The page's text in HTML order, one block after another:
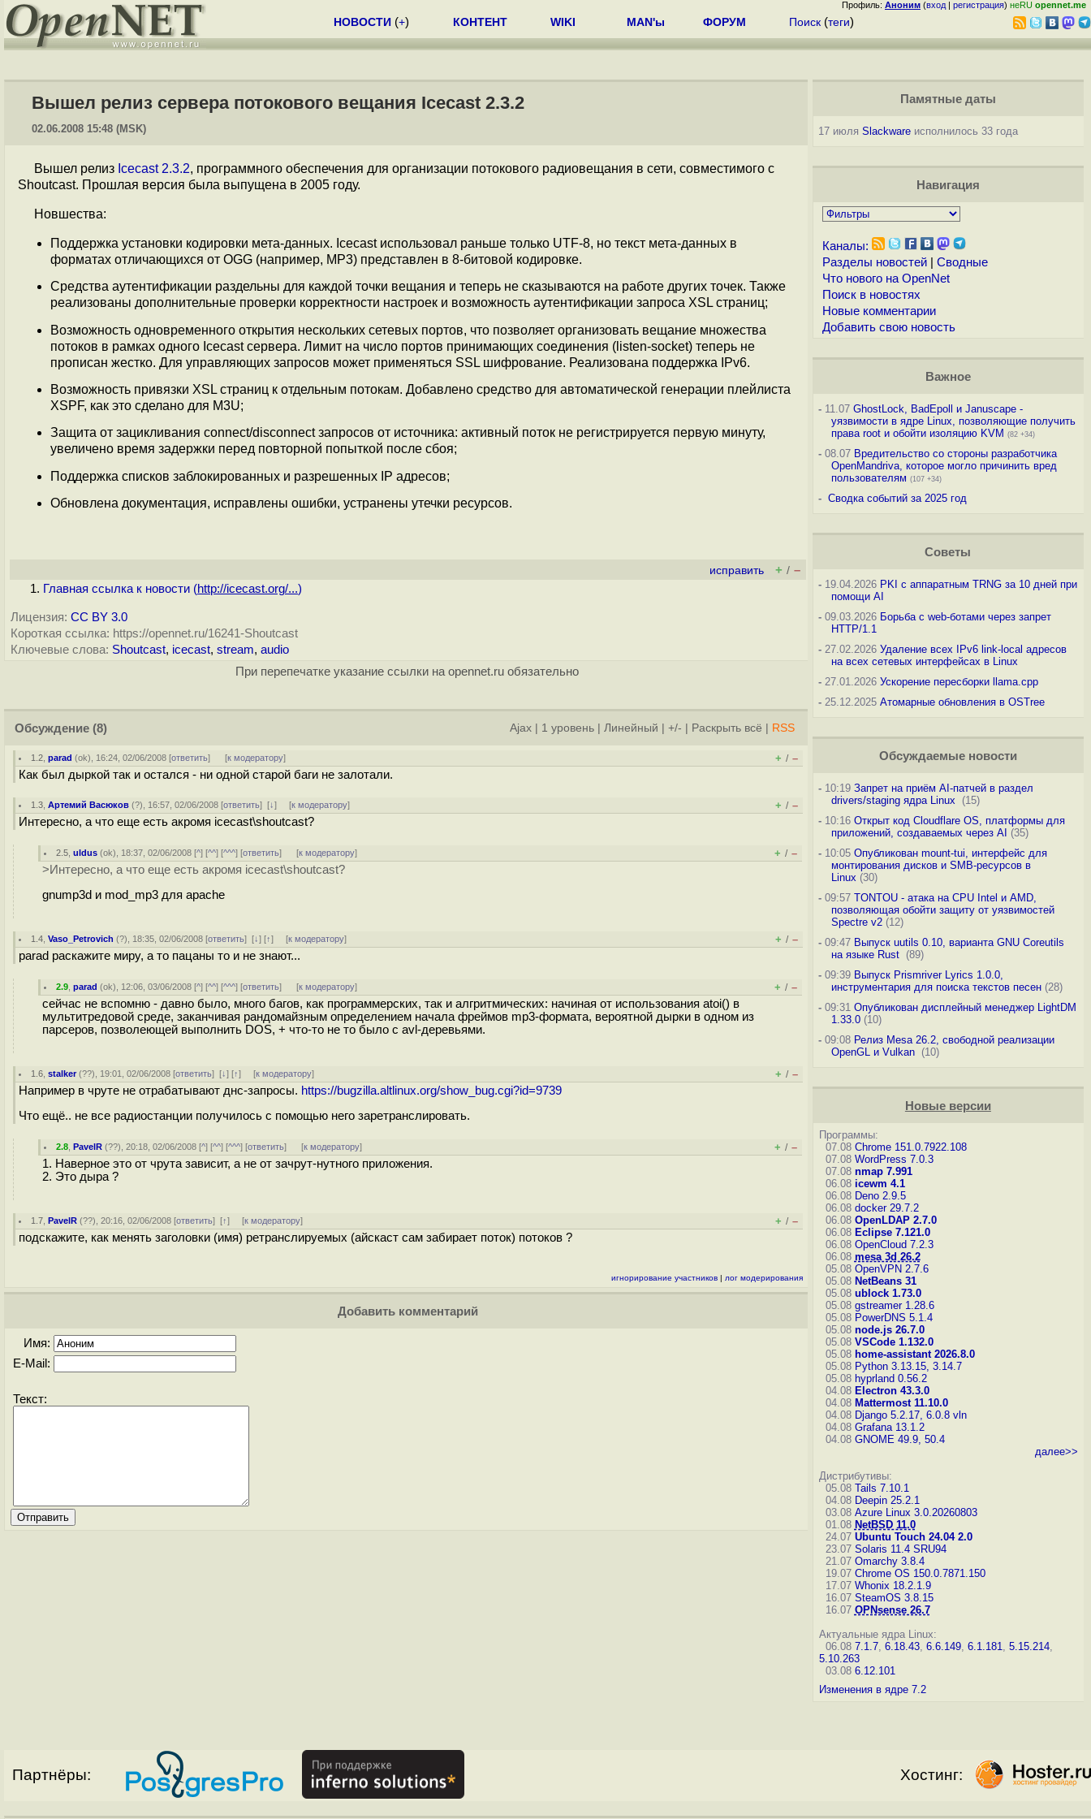
Профиль: Аноним (вход | регистрация) неRU opennet.me
НОВОСТИ (+) КОНТЕНТ WIKI MAN'ы ФОРУМ Поиск (теги)
Вышел релиз сервера потокового вещания Icecast 2.3.2
02.06.2008 15:48 (MSK)
Вышел релиз Icecast 2.3.2, программного обеспечения для организации потокового радиовещания в сети, совместимого с
Shoutcast. Прошлая версия была выпущена в 2005 году.
Новшества:
Поддержка установки кодировки мета-данных. Icecast использовал раньше только UTF-8, но текст мета-данных в
форматах отличающихся от OGG (например, MP3) представлен в 8-битовой кодировке.
Средства аутентификации раздельны для каждой точки вещания и теперь не сказываются на работе других точек. Также
реализованы дополнительные проверки корректности настроек и возможность аутентификации запроса XSL страниц;
Возможность одновременного открытия нескольких сетевых портов, что позволяет организовать вещание множества
потоков в рамках одного Icecast сервера. Лимит на число портов принимающих соединения (listen-socket) теперь не
прописан жестко. Для управляющих запросов может применяться SSL шифрование. Реализована поддержка IPv6.
Возможность привязки XSL страниц к отдельным потокам. Добавлено средство для автоматической генерации плейлиста
XSPF, как это сделано для M3U;
Защита от зацикливания connect/disconnect запросов от источника: активный поток не регистрируется первую минуту,
увеличено время задержки перед повторной попыткой после сбоя;
Поддержка списков заблокированных и разрешенных IP адресов;
Обновлена документация, исправлены ошибки, устранены утечки ресурсов.
исправить + / –
Главная ссылка к новости (http://icecast.org/...)
Лицензия: CC BY 3.0
Короткая ссылка: https://opennet.ru/16241-Shoutcast
Ключевые слова: Shoutcast, icecast, stream, audio
При перепечатке указание ссылки на opennet.ru обязательно
Обсуждение (8) Ajax 1 уровень Линейный +/- Раскрыть всё RSS
1.2 ,parad (ok), 16:24, 02/06/2008 [ответить] [к модератору] + / –
Как был дыркой так и остался - ни одной старой баги не залотали.
1.3 ,Артемий Васюков (?), 16:57, 02/06/2008 [ответить][↓] [к модератору] + / –
Интересно, а что еще есть акромя icecast\shoutcast?
2.5 ,uldus (ok), 18:37, 02/06/2008 [^] [^^] [^^^] [ответить] [к модератору] + / –
>Интересно, а что еще есть акромя icecast\shoutcast?
gnump3d и mod_mp3 для apache
1.4 ,Vaso_Petrovich (?), 18:35, 02/06/2008 [ответить][↓] [↑] [к модератору] + / –
parad раскажите миру, а то пацаны то и не знают...
2.9 ,parad (ok), 12:06, 03/06/2008 [^] [^^] [^^^] [ответить] [к модератору] + / –
сейчас не вспомню - давно было, много багов, как программерских, так и алгритмических: начиная от использования atoi() в
мультитредовой среде, заканчивая рандомайзным определением начала фреймов mp3-формата, вероятной дырки в одном из
парсеров, позволеющей выполнить DOS, + что-то не то было с avl-деревьями.
1.6 ,stalker(??), 19:01, 02/06/2008 [ответить][↓] [↑] [к модератору] + / –
Например в чруте не отрабатывают днс-запросы. https://bugzilla.altlinux.org/show_bug.cgi?id=9739
Что ещё.. не все радиостанции получилось с помощью него заретранслировать.
2.8 ,PavelR (??), 20:18, 02/06/2008 [^] [^^] [^^^] [ответить] [к модератору] + / –
1. Наверное это от чрута зависит, а не от зачрут-нутного приложения.
2. Это дыра ?
1.7 ,PavelR (??), 20:16, 02/06/2008 [ответить][↑] [к модератору] + / –
подскажите, как менять заголовки (имя) ретранслируемых (айскаст сам забирает поток) потоков ?
игнорирование участников | лог модерирования
Добавить комментарий
Имя:
E-Mail:
Текст:
Памятные даты
17 июля Slackwareисполнилось 33 года
Навигация
Каналы:
Разделы новостей| Сводные
Что нового на OpenNet
Поиск в новостях
Новые комментарии
Добавить свою новость
Важное
-11.07 GhostLock, BadEpoll и Januscape -
уязвимости в ядре Linux, позволяющие получить
права root и обойти изоляцию KVM (82 +34)
-08.07 Вредительство со стороны разработчика
OpenMandriva, которое могло причинить вред
пользователям (107 +34)
- Сводка событий за 2025 год
Советы
-19.04.2026 PKI с аппаратным TRNG за 10 дней при
помощи AI
-09.03.2026 Борьба с web-ботами через запрет
HTTP/1.1
-27.02.2026 Удаление всех IPv6 link-local адресов
на всех сетевых интерфейсах в Linux
-27.01.2026 Ускорение пересборки llama.cpp
-25.12.2025 Атомарные обновления в OSTree
Обсуждаемые новости
-10:19 Запрет на приём AI-патчей в раздел
drivers/staging ядра Linux
(15)
-10:16 Открыт код Cloudflare OS, платформы для
приложений, создаваемых через AI (35)
-10:05 Опубликован mount-tui, интерфейс для
монтирования дисков и SMB-ресурсов в
Linux (30)
-09:57 TONTOU - атака на CPU Intel и AMD,
позволяющая обойти защиту от уязвимостей
Spectre v2(12)
-09:47 Выпуск uutils 0.10, варианта GNU Coreutils
на языке Rust (89)
-09:39 Выпуск Prismriver Lyrics 1.0.0,
инструментария для поиска текстов песен(28)
-09:31 Опубликован дисплейный менеджер LightDM
1.33.0(10)
-09:08 Релиз Mesa 26.2, свободной реализации
OpenGL и Vulkan (10)
Новые версии
Программы:
07.08 Chrome 151.0.7922.108
07.08 WordPress 7.0.3
07.08 nmap 7.991
06.08 icewm 4.1
06.08 Deno 2.9.5
06.08 docker 29.7.2
06.08 OpenLDAP 2.7.0
06.08 Eclipse 7.121.0
06.08 OpenCloud 7.2.3
06.08 mesa 3d 26.2
05.08 OpenVPN 2.7.6
05.08 NetBeans 31
05.08 ublock 1.73.0
05.08 gstreamer 1.28.6
05.08 PowerDNS 5.1.4
05.08 node.js 26.7.0
05.08 VSCode 1.132.0
05.08 home-assistant 2026.8.0
05.08 Python 3.13.15, 3.14.7
05.08 hyprland 0.56.2
04.08 Electron 43.3.0
04.08 Mattermost 11.10.0
04.08 Django 5.2.17, 6.0.8 vln
04.08 Grafana 13.1.2
04.08 GNOME 49.9, 50.4
далее>>
Дистрибутивы:
05.08 Tails 7.10.1
04.08 Deepin 25.2.1
03.08 Azure Linux 3.0.20260803
01.08 NetBSD 11.0
24.07 Ubuntu Touch 24.04 2.0
23.07 Solaris 11.4 SRU94
21.07 Omarchy 3.8.4
19.07 Chrome OS 150.0.7871.150
17.07 Whonix 18.2.1.9
16.07 SteamOS 3.8.15
16.07 OPNsense 26.7
Актуальные ядра Linux:
06.08 7.1.7, 6.18.43, 6.6.149, 6.1.181, 5.15.214,
5.10.263
03.08 6.12.101
Изменения в ядре 7.2
Партнёры: Хостинг: